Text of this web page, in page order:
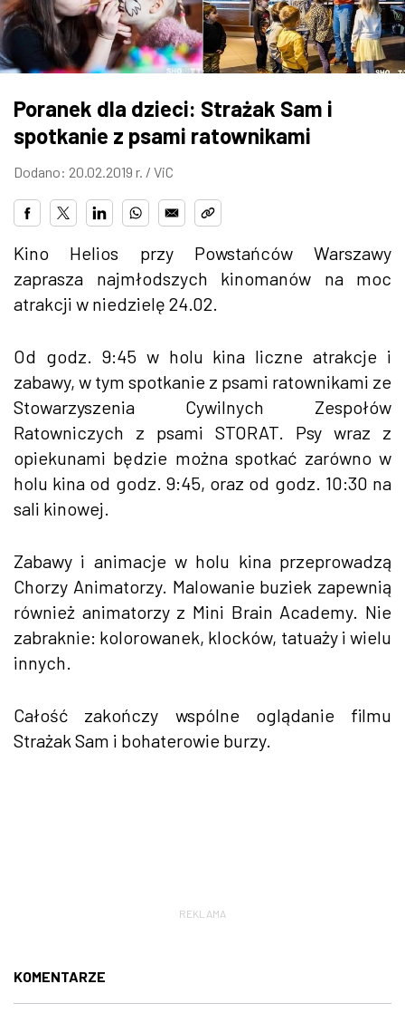
ZDJĘCIA
W RZESZOWIE
Poranek dla dzieci: Strażak Sam i
spotkanie z psami ratownikami
Dodano: 20.02.2019 r. / ViC
Kino Helios przy Powstańców Warszawy
zaprasza najmłodszych kinomanów na moc
atrakcji w niedzielę 24.02.
Od godz. 9:45 w holu kina liczne atrakcje i
zabawy, w tym spotkanie z psami ratownikami ze
Stowarzyszenia Cywilnych Zespołów
Ratowniczych z psami STORAT. Psy wraz z
opiekunami będzie można spotkać zarówno w
holu kina od godz. 9:45, oraz od godz. 10:30 na
sali kinowej.
Zabawy i animacje w holu kina przeprowadzą
Chorzy Animatorzy. Malowanie buziek zapewnią
również animatorzy z Mini Brain Academy. Nie
zabraknie: kolorowanek, klocków, tatuaży i wielu
innych.
Całość zakończy wspólne oglądanie filmu
Strażak Sam i bohaterowie burzy.
REKLAMA
KOMENTARZE